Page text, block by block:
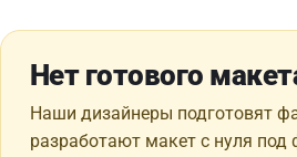
Нет готового
Наши дизайнеры подготовят
разработают макет с нуля